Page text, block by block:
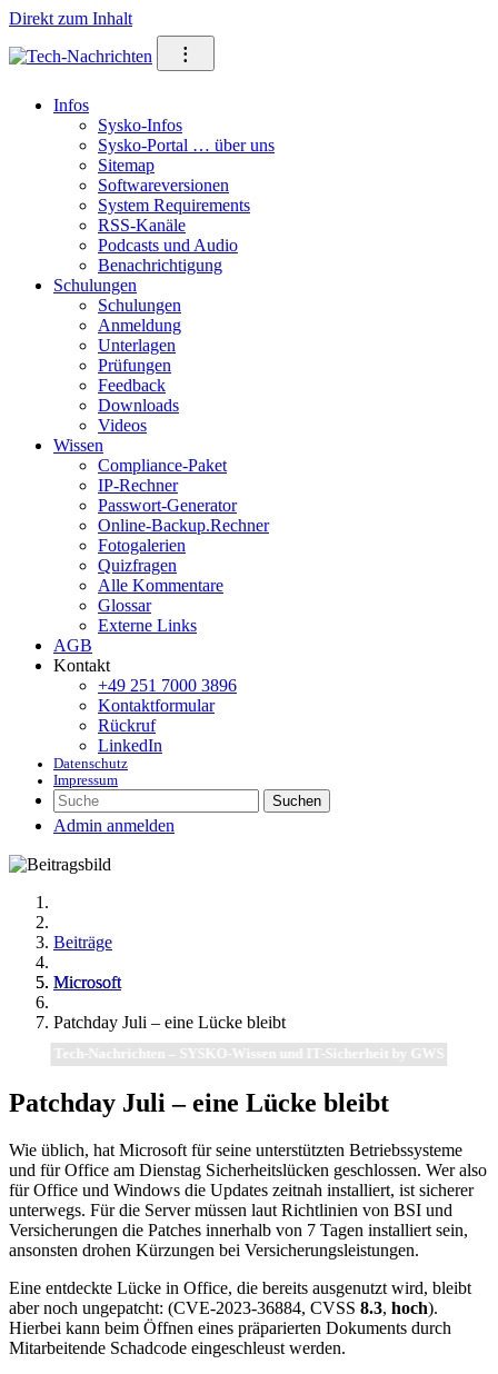
Direkt zum Inhalt
⁝
Infos
Sysko-Infos
Sysko-Portal … über uns
Sitemap
Softwareversionen
System Requirements
RSS-Kanäle
Podcasts und Audio
Benachrichtigung
Schulungen
Schulungen
Anmeldung
Unterlagen
Prüfungen
Feedback
Downloads
Videos
Wissen
Compliance-Paket
IP-Rechner
Passwort-Generator
Online-Backup.Rechner
Fotogalerien
Quizfragen
Alle Kommentare
Glossar
Externe Links
AGB
Kontakt
+49 251 7000 3896
Kontaktformular
Rückruf
LinkedIn
Datenschutz
Impressum
Suchen
Admin anmelden
Beiträge
Microsoft
Patchday Juli – eine Lücke bleibt
Tech-Nachrichten – SYSKO-Wissen und IT-Sicherheit by GWS
Patchday Juli – eine Lücke bleibt
Wie üblich, hat Microsoft für seine unterstützten Betriebssysteme
und für Office am Dienstag Sicherheitslücken geschlossen. Wer also
für Office und Windows die Updates zeitnah installiert, ist sicherer
unterwegs. Für die Server müssen laut Richtlinien von BSI und
Versicherungen die Patches innerhalb von 7 Tagen installiert sein,
ansonsten drohen Kürzungen bei Versicherungsleistungen.
Eine entdeckte Lücke in Office, die bereits ausgenutzt wird, bleibt
aber noch ungepatcht: (CVE-2023-36884, CVSS 8.3, hoch).
Hierbei kann beim Öffnen eines präparierten Dokuments durch
Mitarbeitende Schadcode eingeschleust werden.